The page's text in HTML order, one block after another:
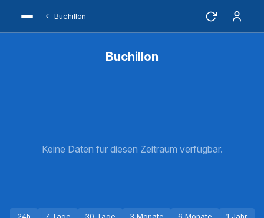
← Buchillon
Buchillon
Keine Daten für diesen Zeitraum verfügbar.